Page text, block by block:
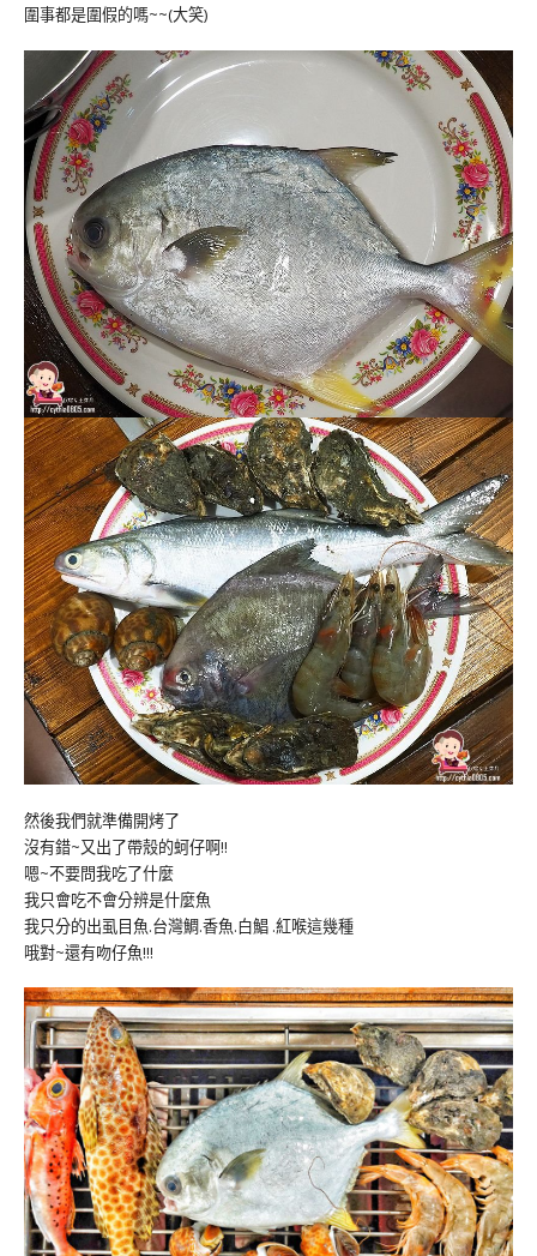
圍事都是圍假的嗎~~(大笑)
然後我們就準備開烤了
沒有錯~又出了帶殼的蚵仔啊!!
嗯~不要問我吃了什麼
我只會吃不會分辨是什麼魚
我只分的出虱目魚.台灣鯛.香魚.白鯧 .紅喉這幾種
哦對~還有吻仔魚!!!